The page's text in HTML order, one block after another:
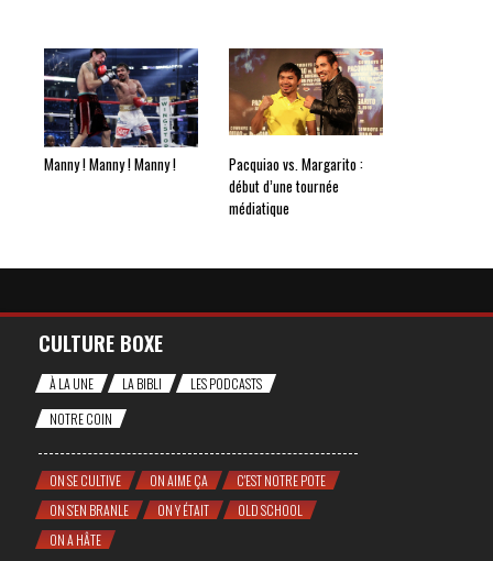
Manny ! Manny ! Manny !
Pacquiao vs. Margarito :
début d’une tournée
médiatique
CULTURE BOXE
À LA UNE LA BIBLI
LES PODCASTS
NOTRE COIN
ON SE CULTIVE ON AIME ÇA
C'EST NOTRE POTE
ON S'EN BRANLE
ON Y ÉTAIT
OLD SCHOOL
ON A HÂTE